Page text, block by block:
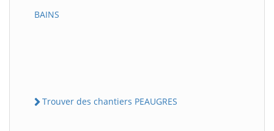
BAINS
Trouver des chantiers PEAUGRES